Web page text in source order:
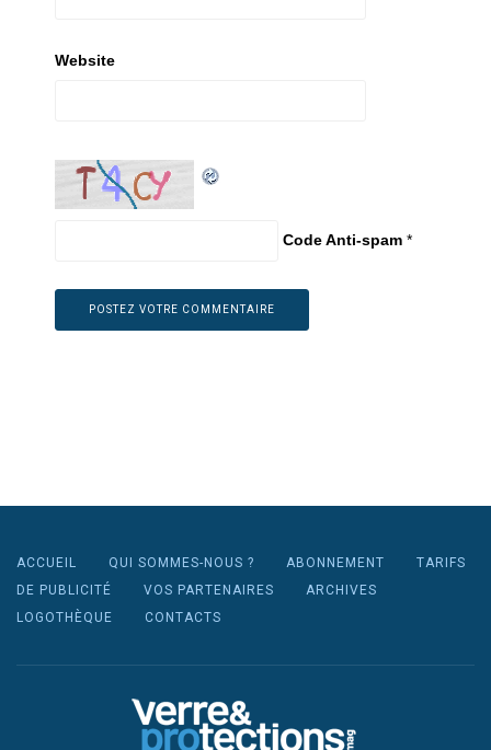
Website
Code Anti-spam *
ACCUEIL QUI SOMMES-NOUS ? ABONNEMENT
TARIFS
DE PUBLICITÉ
VOS PARTENAIRES
ARCHIVES
LOGOTHÈQUE
CONTACTS